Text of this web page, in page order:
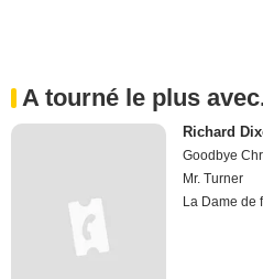
A tourné le plus
Richard
Goodbye
Mr. Turner
La Dame de